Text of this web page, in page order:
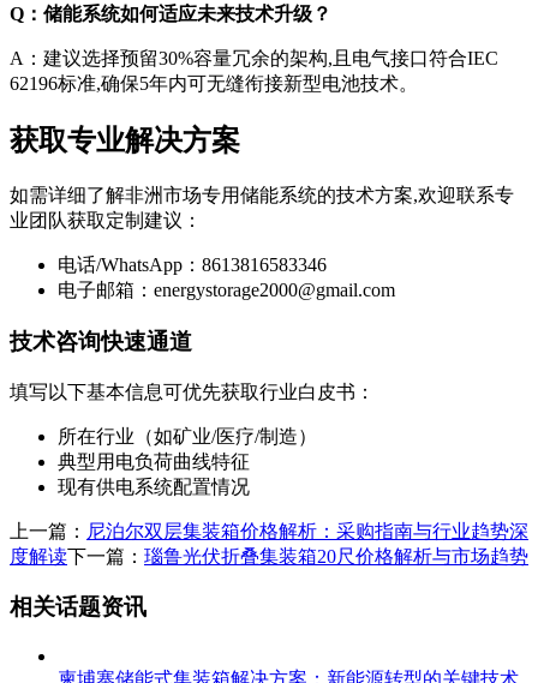
Q：储能系统如何适应未来技术升级？
A：建议选择预留30%容量冗余的架构,且电气接口符合IEC
62196标准,确保5年内可无缝衔接新型电池技术。
获取专业解决方案
如需详细了解非洲市场专用储能系统的技术方案,欢迎联系专
业团队获取定制建议：
电话/WhatsApp：8613816583346
电子邮箱： energystorage2000@gmail.com
技术咨询快速通道
填写以下基本信息可优先获取行业白皮书：
所在行业（如矿业/医疗/制造）
典型用电负荷曲线特征
现有供电系统配置情况
上一篇： 尼泊尔双层集装箱价格解析：采购指南与行业趋势深
度解读下一篇： 瑙鲁光伏折叠集装箱20尺价格解析与市场趋势
相关话题资讯
柬埔寨储能式集装箱解决方案：新能源转型的关键技术